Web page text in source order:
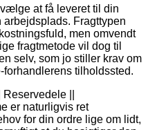
at få leveret til din
Fragttypen
men omvendt
fragtmetode vil dog til
selv, som jo stiller krav om
tilholdssted.
||
er naturligvis ret
for din ordre lige om lidt,